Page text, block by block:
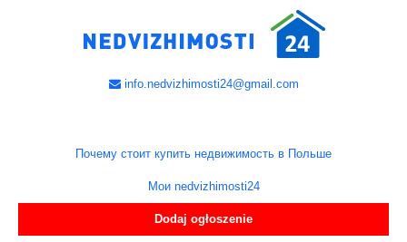
info.nedvizhimosti24@gmail.com
Почему стоит купить недвижимость в Польше
Мои nedvizhimosti24
Dodaj ogłoszenie